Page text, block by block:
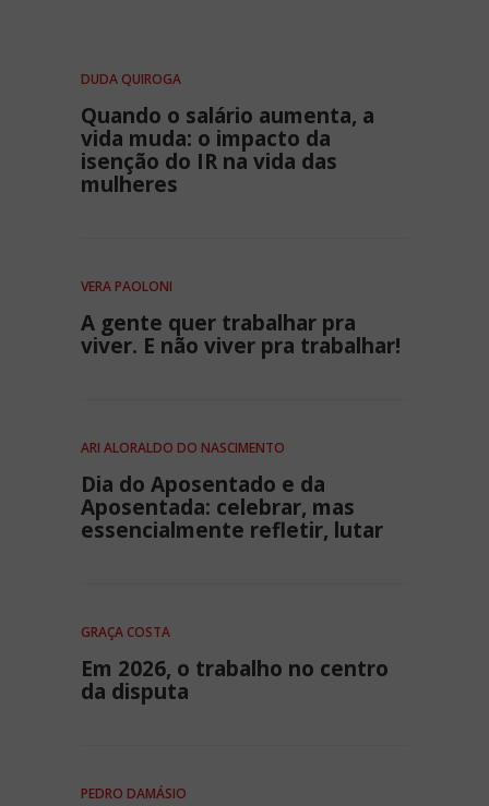
DUDA QUIROGA
Quando o salário aumenta, a
vida muda: o impacto da
isenção do IR na vida das
mulheres
VERA PAOLONI
A gente quer trabalhar pra
viver. E não viver pra trabalhar!
ARI ALORALDO DO NASCIMENTO
Dia do Aposentado e da
Aposentada: celebrar, mas
essencialmente refletir, lutar
GRAÇA COSTA
Em 2026, o trabalho no centro
da disputa
PEDRO DAMÁSIO